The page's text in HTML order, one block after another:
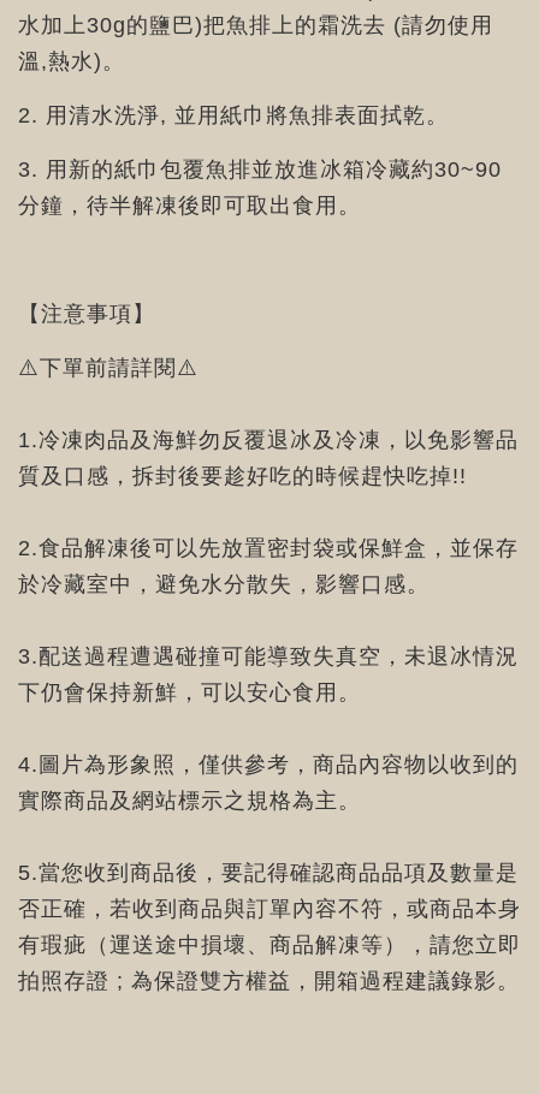
水加上30g的鹽巴)把魚排上的霜洗去 (請勿使用
溫,熱水)。
2. 用清水洗淨, 並用紙巾將魚排表面拭乾。
3. 用新的紙巾包覆魚排並放進冰箱冷藏約30~90
分鐘，待半解凍後即可取出食用。
【注意事項】
⚠️下單前請詳閱⚠️
1.冷凍肉品及海鮮勿反覆退冰及冷凍，以免影響品
質及口感，拆封後要趁好吃的時候趕快吃掉!!
2.食品解凍後可以先放置密封袋或保鮮盒，並保存
於冷藏室中，避免水分散失，影響口感。
3.配送過程遭遇碰撞可能導致失真空，未退冰情況
下仍會保持新鮮，可以安心食用。
4.圖片為形象照，僅供參考，商品內容物以收到的
實際商品及網站標示之規格為主。
5.當您收到商品後，要記得確認商品品項及數量是
否正確，若收到商品與訂單內容不符，或商品本身
有瑕疵（運送途中損壞、商品解凍等），請您立即
拍照存證 ; 為保證雙方權益，開箱過程建議錄影。